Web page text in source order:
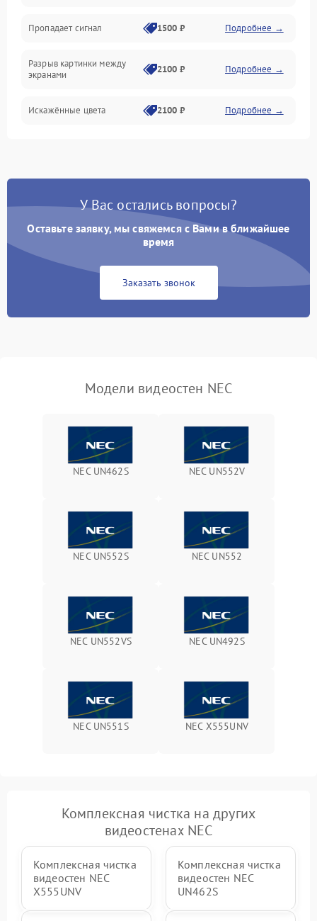
Пропадает сигнал 1500 ₽ Подробнее →
Разрыв картинки между
экранами
2100 ₽ Подробнее →
Искажённые цвета 2100 ₽ Подробнее →
Артефакты изображения 2100 ₽ Подробнее →
У Вас остались вопросы?
Оставьте заявку, мы свяжемся с Вами в ближайшее
время
Заказать звонок
Модели видеостен NEC
NEC UN462S NEC UN552V
NEC UN552S NEC UN552
NEC UN552VS NEC UN492S
NEC UN551S NEC X555UNV
Комплексная чистка на других
видеостенах NEC
Комплексная чистка
видеостен NEC
X555UNV
Комплексная чистка
видеостен NEC
UN462S